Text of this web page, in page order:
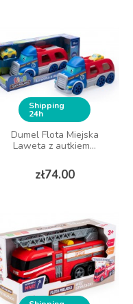
Shipping
24h
Dumel Flota Miejska
Laweta z autkiem...
zł74.00
Price